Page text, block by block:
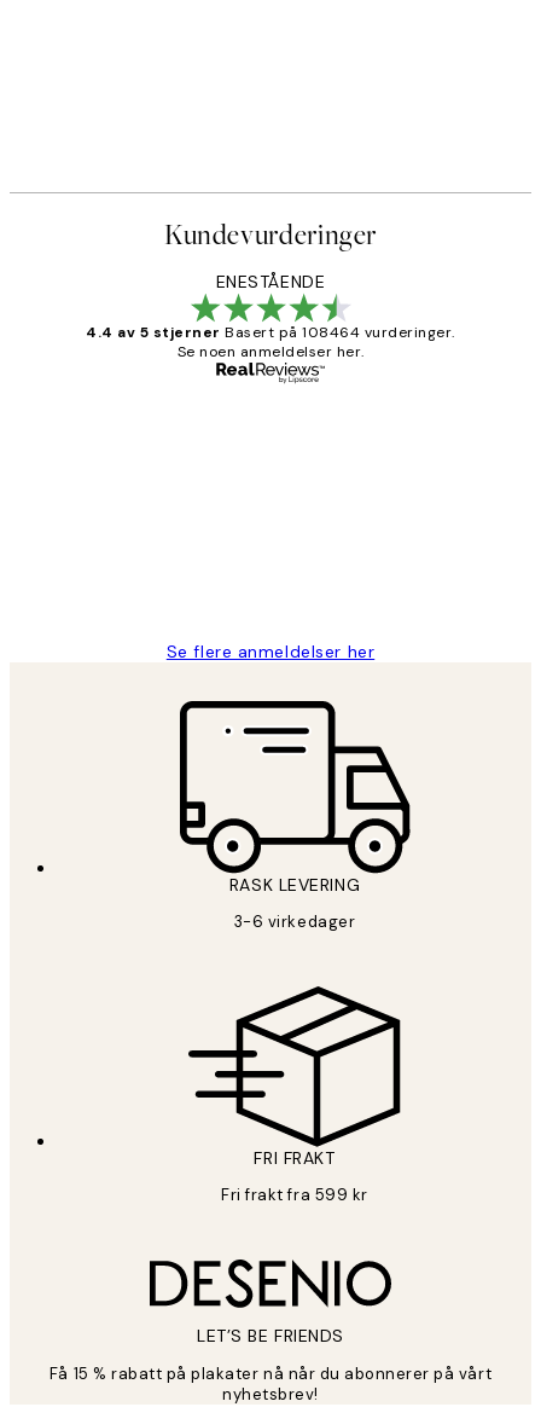
Kundevurderinger
ENESTÅENDE
4.4 av 5 stjerner Basert på 108464 vurderinger.
Se noen anmeldelser her.
Se flere anmeldelser her
RASK LEVERING
3-6 virkedager
FRI FRAKT
Fri frakt fra 599 kr
LET’S BE FRIENDS
Få 15 % rabatt på plakater nå når du abonnerer på vårt
nyhetsbrev!